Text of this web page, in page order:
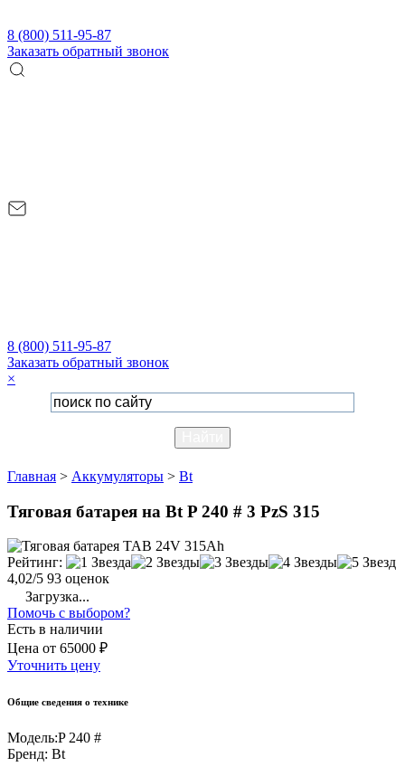
8 (800) 511-95-87
Заказать обратный звонок
8 (800) 511-95-87
Заказать обратный звонок
×
Главная > Аккумуляторы > Bt
Тяговая батарея на Bt P 240 # 3 PzS 315
Рейтинг:
4,02/5 93 оценок
Загрузка...
Помочь с выбором?
Есть в наличии
Цена от 65000 ₽
Уточнить цену
Общие сведения о технике
Модель:P 240 #
Бренд: Bt